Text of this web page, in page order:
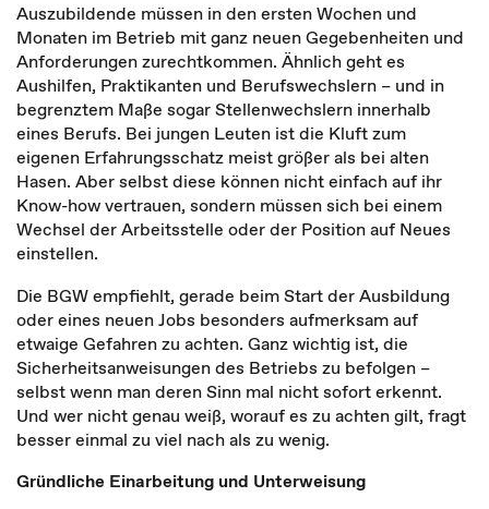
Auszubildende müssen in den ersten Wochen und
Monaten im Betrieb mit ganz neuen Gegebenheiten und
Anforderungen zurechtkommen. Ähnlich geht es
Aushilfen, Praktikanten und Berufswechslern – und in
begrenztem Maße sogar Stellenwechslern innerhalb
eines Berufs. Bei jungen Leuten ist die Kluft zum
eigenen Erfahrungsschatz meist größer als bei alten
Hasen. Aber selbst diese können nicht einfach auf ihr
Know-how vertrauen, sondern müssen sich bei einem
Wechsel der Arbeitsstelle oder der Position auf Neues
einstellen.
Die BGW empfiehlt, gerade beim Start der Ausbildung
oder eines neuen Jobs besonders aufmerksam auf
etwaige Gefahren zu achten. Ganz wichtig ist, die
Sicherheitsanweisungen des Betriebs zu befolgen –
selbst wenn man deren Sinn mal nicht sofort erkennt.
Und wer nicht genau weiß, worauf es zu achten gilt, fragt
besser einmal zu viel nach als zu wenig.
Gründliche Einarbeitung und Unterweisung